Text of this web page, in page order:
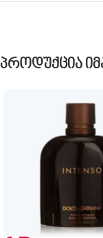
Პროდუქცია